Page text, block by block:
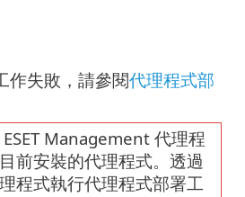
作失敗，請參閱代理程式部
Management 代理程
前安裝的代理程式。透過
程式執行代理程式部署工